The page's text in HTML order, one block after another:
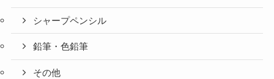
シャープペンシル
鉛筆・色鉛筆
その他